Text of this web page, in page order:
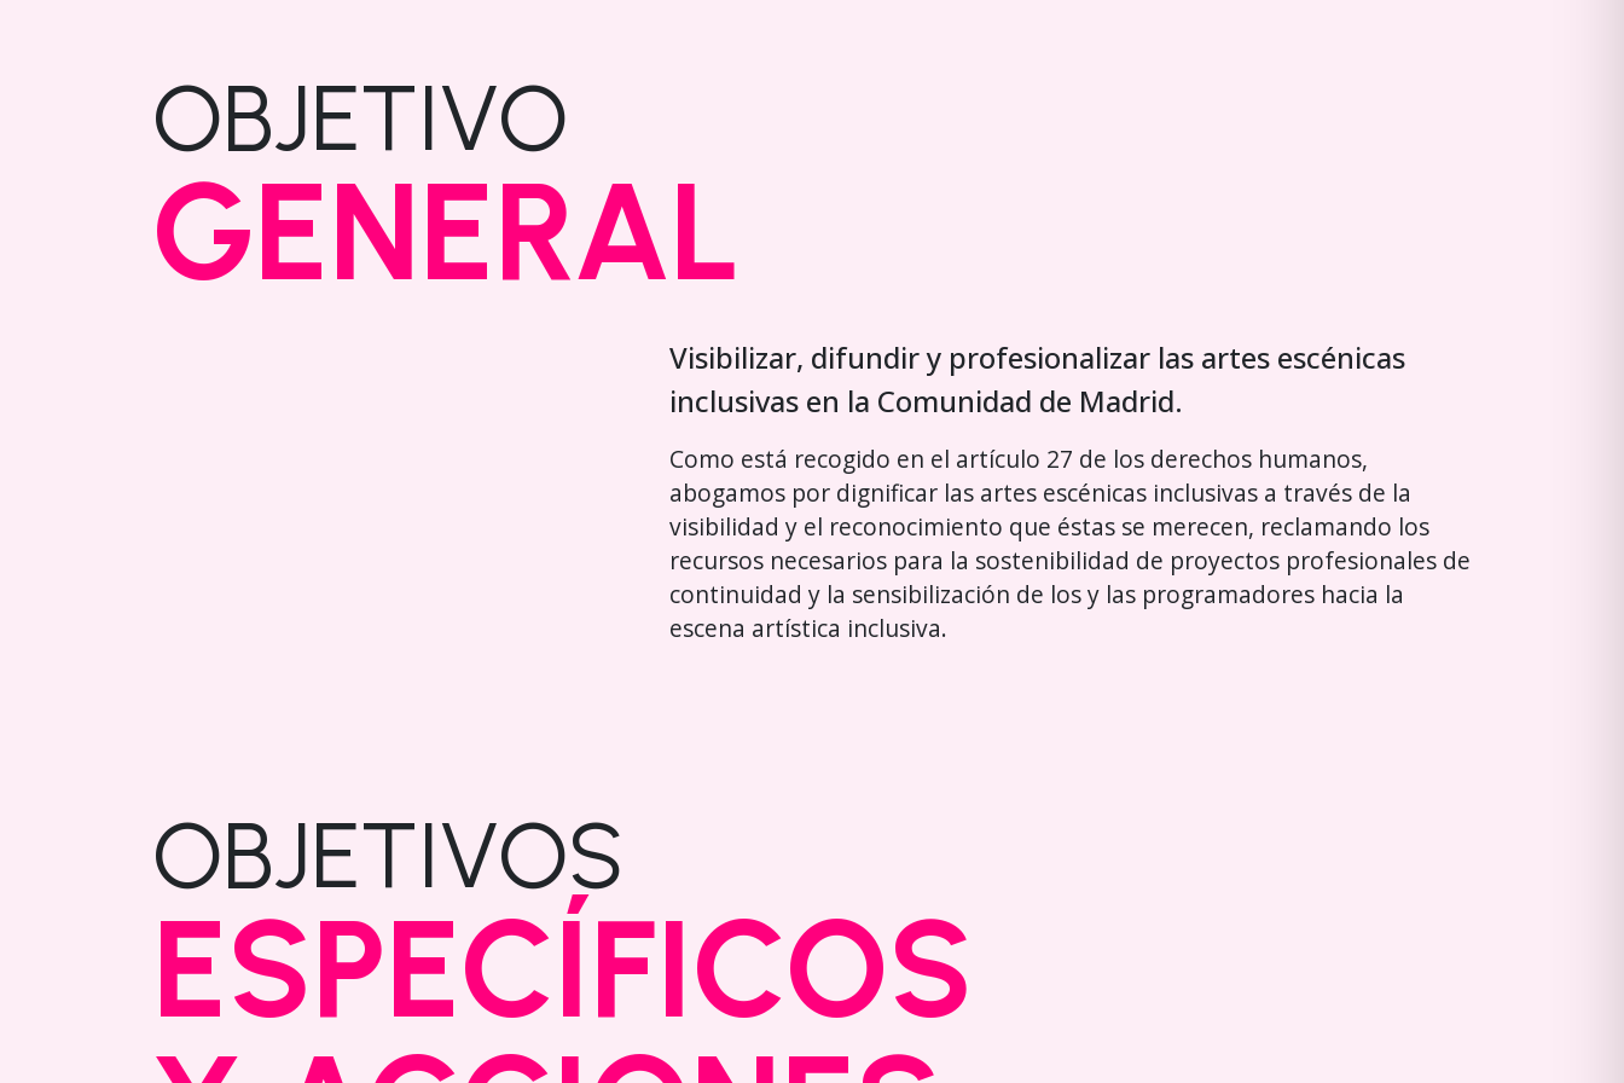
OBJETIVO
GENERAL
Visibilizar, difundir y profesionalizar las artes escénicas
inclusivas en la Comunidad de Madrid.
Como está recogido en el artículo 27 de los derechos humanos,
abogamos por dignificar las artes escénicas inclusivas a través de la
visibilidad y el reconocimiento que éstas se merecen, reclamando los
recursos necesarios para la sostenibilidad de proyectos profesionales de
continuidad y la sensibilización de los y las programadores hacia la
escena artística inclusiva.
OBJETIVOS
ESPECÍFICOS